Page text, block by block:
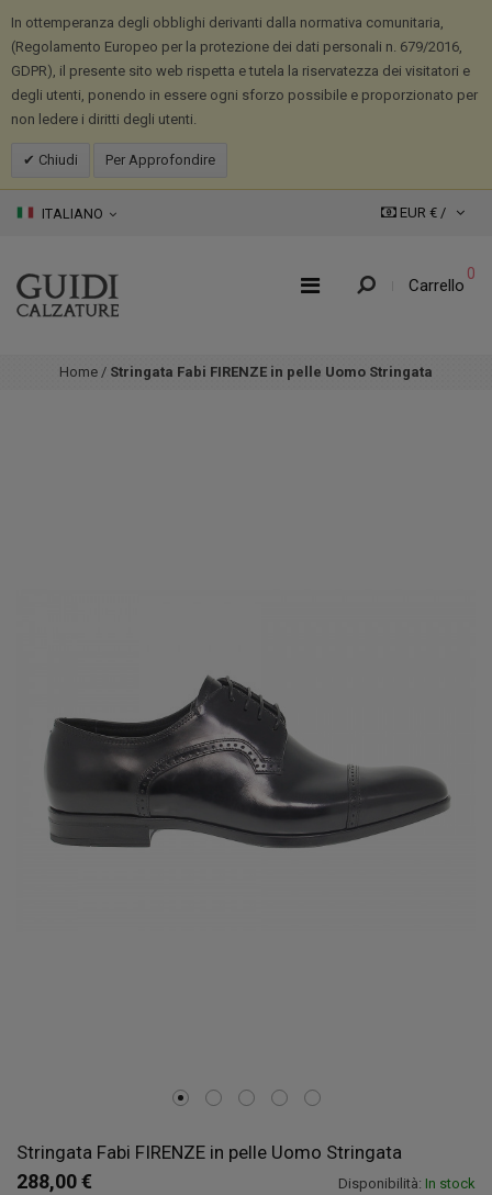
In ottemperanza degli obblighi derivanti dalla normativa comunitaria,
(Regolamento Europeo per la protezione dei dati personali n. 679/2016,
GDPR), il presente sito web rispetta e tutela la riservatezza dei visitatori e
degli utenti, ponendo in essere ogni sforzo possibile e proporzionato per
non ledere i diritti degli utenti.
Chiudi Per Approfondire
ITALIANO EUR € /
Carrello
0
Home / Stringata Fabi FIRENZE in pelle Uomo Stringata
Stringata Fabi FIRENZE in pelle Uomo Stringata
Disponibilità: In stock
288,00 €